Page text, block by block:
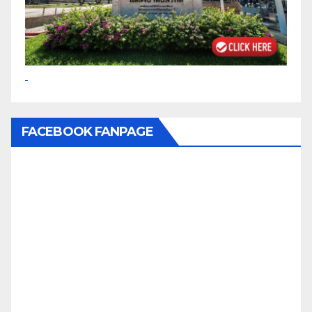
FACEBOOK FANPAGE